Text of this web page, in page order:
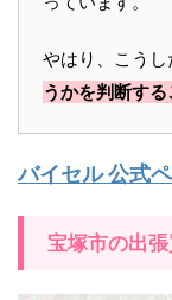
やはり、こうし
うかを判断す
バイセル 公式
宝塚市の出